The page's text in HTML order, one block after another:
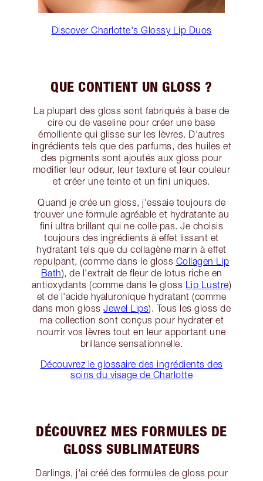
Discover Charlotte's Glossy Lip Duos
QUE CONTIENT UN GLOSS ?
La plupart des gloss sont fabriqués à base de
cire ou de vaseline pour créer une base
émolliente qui glisse sur les lèvres. D'autres
ingrédients tels que des parfums, des huiles et
des pigments sont ajoutés aux gloss pour
modifier leur odeur, leur texture et leur couleur
et créer une teinte et un fini uniques.
Quand je crée un gloss, j'essaie toujours de
trouver une formule agréable et hydratante au
fini ultra brillant qui ne colle pas. Je choisis
toujours des ingrédients à effet lissant et
hydratant tels que du collagène marin à effet
repulpant, (comme dans le gloss Collagen Lip
Bath), de l'extrait de fleur de lotus riche en
antioxydants (comme dans le gloss
Lip Lustre)
et de l'acide hyaluronique hydratant (comme
dans mon glossJewel Lips). Tous les gloss de
ma collection sont conçus pour hydrater et
nourrir vos lèvres tout en leur apportant une
brillance sensationnelle.
Découvrez le glossaire des ingrédients des
soins du visage de Charlotte
DÉCOUVREZ MES FORMULES DE
GLOSS SUBLIMATEURS
Darlings, j'ai créé des formules de gloss pour